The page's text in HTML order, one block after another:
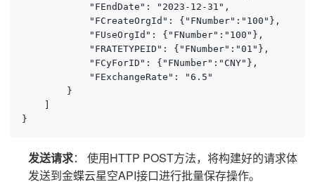
            "FEndDate": "2023-12-31",
            "FCreateOrgId": {"FNumber":"100"},
            "FUseOrgId": {"FNumber":"100"},
            "FRATETYPEID": {"FNumber":"01"},
            "FCyForID": {"FNumber":"CNY"},
            "FExchangeRate": "6.5"
        }
    ]
}
发送请求： 使用HTTP POST方法，将构建好的请求体
发送到金蝶云星空API接口进行批量保存操作。